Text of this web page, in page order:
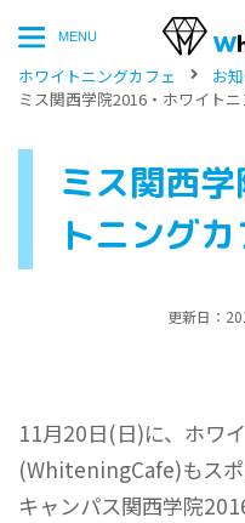
MENU
ホワイトニングカフェ
お
ミス関西学院2016・ホワイト
ミス関西
トニング
更新日：
11月20日(日)に、ホワ
(WhiteningCafe)もス
キャンパス関西学院